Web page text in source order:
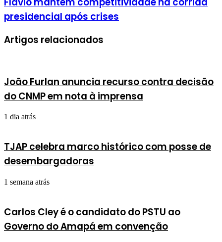
presidencial após crises
Artigos relacionados
João Furlan anuncia recurso contra decisão
do CNMP em nota à imprensa
1 dia atrás
TJAP celebra marco histórico com posse de
desembargadoras
1 semana atrás
Carlos Cley é o candidato do PSTU ao
Governo do Amapá em convenção